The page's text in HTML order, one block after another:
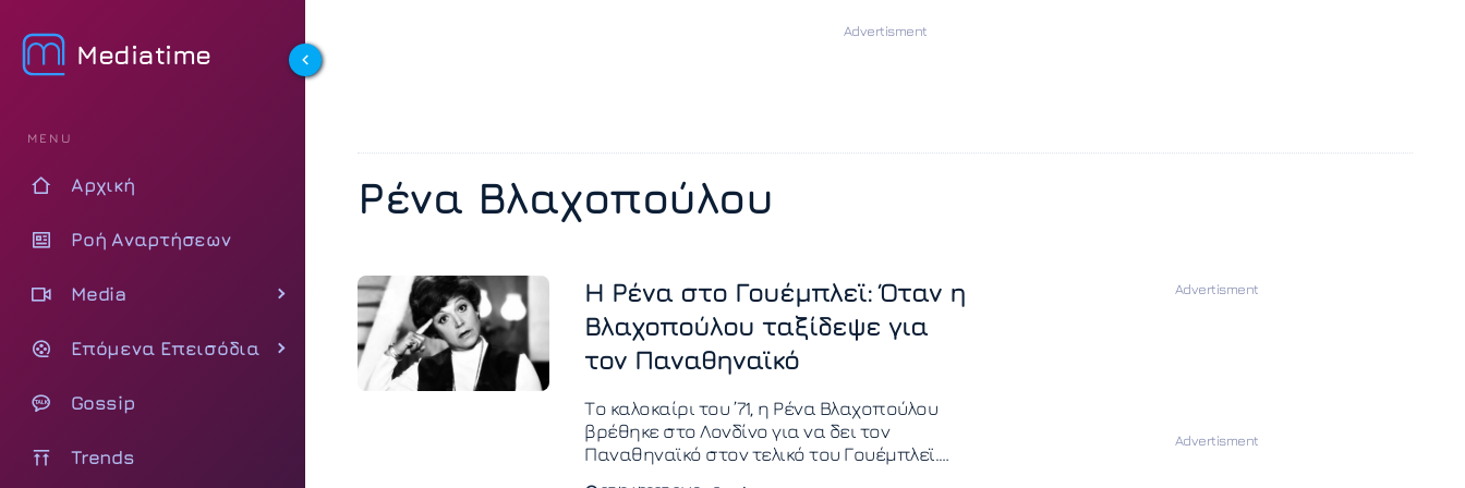
Mediatime
MENU
Αρχική
Ροή Αναρτήσεων
Media
Επόμενα Επεισόδια
Gossip
Trends
Ρένα Βλαχοπούλου
Η Ρένα στο Γουέμπλεϊ: Όταν η
Βλαχοπούλου ταξίδεψε για
τον Παναθηναϊκό
Το καλοκαίρι του ’71, η Ρένα Βλαχοπούλου
βρέθηκε στο Λονδίνο για να δει τον
Παναθηναϊκό στον τελικό του Γουέμπλεϊ.